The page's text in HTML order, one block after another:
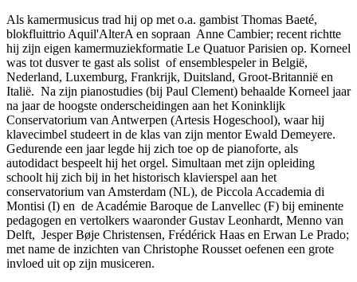
Als kamermusicus trad hij op met o.a. gambist Thomas Baeté,
blokfluittrio Aquil'AlterA en sopraan Anne Cambier; recent richtte
hij zijn eigen kamermuziekformatie Le Quatuor Parisien op. Korneel
was tot dusver te gast als solist of ensemblespeler in België,
Nederland, Luxemburg, Frankrijk, Duitsland, Groot-Britannië en
Italië. Na zijn pianostudies (bij Paul Clement) behaalde Korneel jaar
na jaar de hoogste onderscheidingen aan het Koninklijk
Conservatorium van Antwerpen (Artesis Hogeschool), waar hij
klavecimbel studeert in de klas van zijn mentor Ewald Demeyere.
Gedurende een jaar legde hij zich toe op de pianoforte, als
autodidact bespeelt hij het orgel. Simultaan met zijn opleiding
schoolt hij zich bij in het historisch klavierspel aan het
conservatorium van Amsterdam (NL), de Piccola Accademia di
Montisi (I) en de Académie Baroque de Lanvellec (F) bij eminente
pedagogen en vertolkers waaronder Gustav Leonhardt, Menno van
Delft, Jesper Bøje Christensen, Frédérick Haas en Erwan Le Prado;
met name de inzichten van Christophe Rousset oefenen een grote
invloed uit op zijn musiceren.